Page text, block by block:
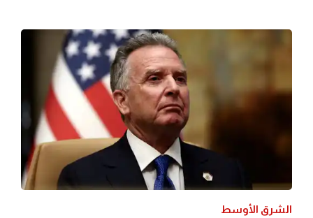
الشرق الأوسط